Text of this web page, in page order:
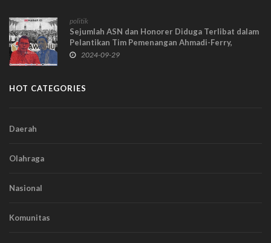
politik
Sejumlah ASN dan Honorer Diduga Terlibat dalam
Pelantikan Tim Pemenangan Ahmadi-Ferry,
Bawaslu Diminta Bertindak
2024-09-29
HOT CATEGORIES
Daerah
Olahraga
Nasional
Komunitas